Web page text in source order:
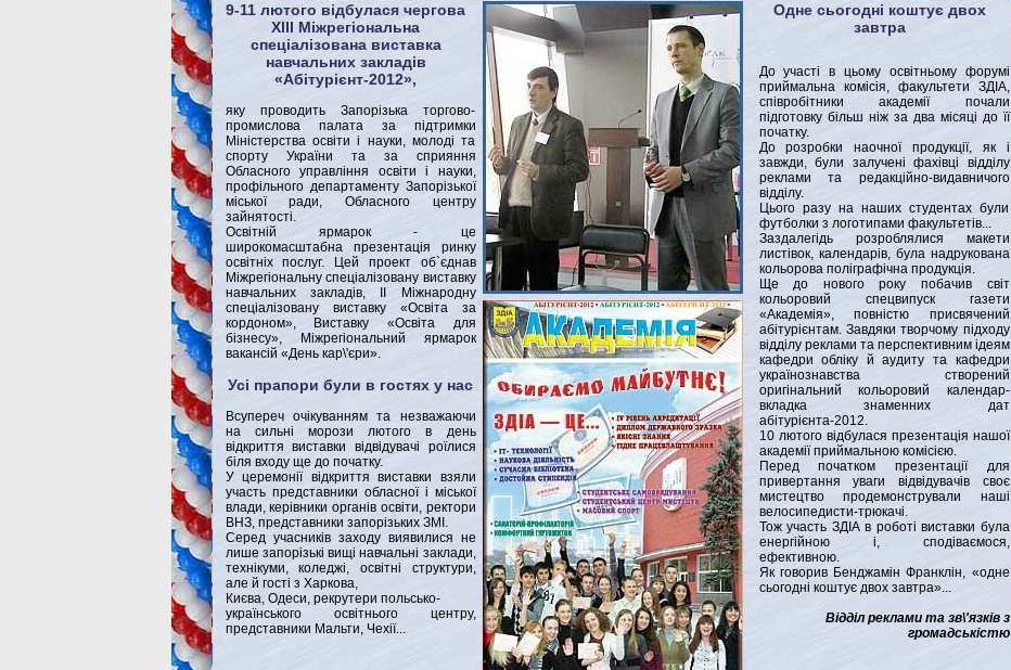
9-11 лютого відбулася чергова
XIIІ Міжрегіональна
спеціалізована виставка
навчальних закладів
«Абітурієнт-2012»,
яку проводить Запорізька торгово-
промислова палата за підтримки
Міністерства освіти і науки, молоді та
спорту України та за сприяння
Обласного управління освіти і науки,
профільного департаменту Запорізької
міської ради, Обласного центру
зайнятості.
Освітній ярмарок - це
широкомасштабна презентація ринку
освітніх послуг. Цей проект об`єднав
Міжрегіональну спеціалізовану виставку
навчальних закладів, ІІ Міжнародну
спеціалізовану виставку «Освіта за
кордоном», Виставку «Освіта для
бізнесу», Міжрегіональний ярмарок
вакансій «День кар\'єри».
Усі прапори були в гостях у нас
Всупереч очікуванням та незважаючи
на сильні морози лютого в день
відкриття виставки відвідувачі роїлися
біля входу ще до початку.
У церемонії відкриття виставки взяли
участь представники обласної і міської
влади, керівники органів освіти, ректори
ВНЗ, представники запорізьких ЗМІ.
Серед учасників заходу виявилися не
лише запорізькі вищі навчальні заклади,
технікуми, коледжі, освітні структури,
але й гості з Харкова,
Києва, Одеси, рекрутери польсько-
українського освітнього центру,
представники Мальти, Чехії...
Одне сьогодні коштує двох
завтра
До участі в цьому освітньому форумі
приймальна комісія, факультети ЗДІА,
співробітники академії почали
підготовку більш ніж за два місяці до її
початку.
До розробки наочної продукції, як і
завжди, були залучені фахівці відділу
реклами та редакційно-видавничого
відділу.
Цього разу на наших студентах були
футболки з логотипами факультетів...
Заздалегідь розроблялися макети
листівок, календарів, була надрукована
кольорова поліграфічна продукція.
Ще до нового року побачив світ
кольоровий спецвипуск газети
«Академія», повністю присвячений
абітурієнтам. Завдяки творчому підходу
відділу реклами та перспективним ідеям
кафедри обліку й аудиту та кафедри
українознавства створений
оригінальний кольоровий календар-
вкладка знаменних дат
абітурієнта-2012.
10 лютого відбулася презентація нашої
академії приймальною комісією.
Перед початком презентації для
привертання уваги відвідувачів своє
мистецтво продемонстрували наші
велосипедисти-трюкачі.
Тож участь ЗДІА в роботі виставки була
енергійною і, сподіваємося,
ефективною.
Як говорив Бенджамін Франклін, «одне
сьогодні коштує двох завтра»...
Відділ реклами та зв\'язків з
громадськістю